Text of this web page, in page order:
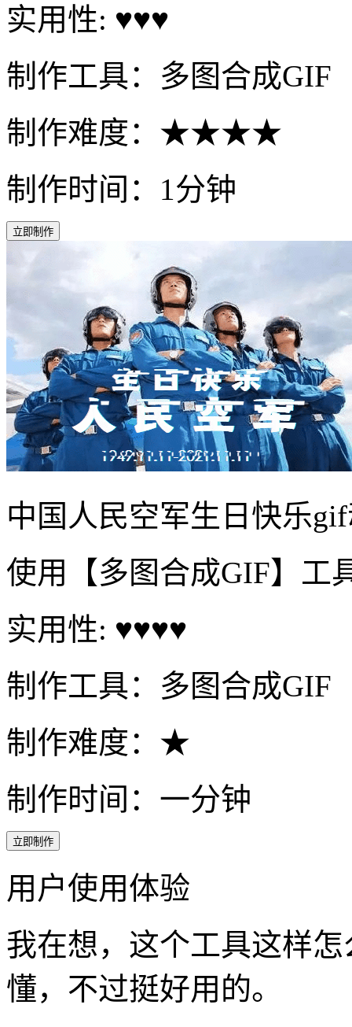
实用性: ♥♥♥
制作工具：多图合成GIF
制作难度：★★★★
制作时间：1分钟
立即制作
中国人民空军生日快乐
使用【多图合成GIF】工
实用性: ♥♥♥♥
制作工具：多图合成GIF
制作难度：★
制作时间：一分钟
立即制作
用户使用体验
我在想，这个工具这样
懂，不过挺好用的。